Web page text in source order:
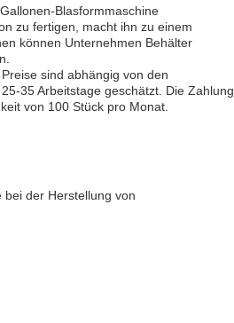
Blasformmaschine
zu fertigen, macht ihn zu einem
können Unternehmen Behälter
sind abhängig von den
35 Arbeitstage geschätzt. Die Zahlung
von 100 Stück pro Monat.
bei der Herstellung von